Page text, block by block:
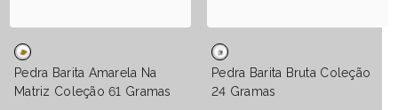
Pedra Barita Amarela Na
Matriz Coleção 61 Gramas
Pedra Barita Bruta Coleção
24 Gramas